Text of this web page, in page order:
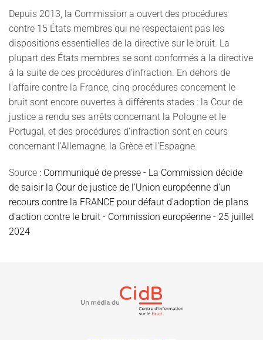
Depuis 2013, la Commission a ouvert des procédures
contre 15 États membres qui ne respectaient pas les
dispositions essentielles de la directive sur le bruit. La
plupart des États membres se sont conformés à la directive
à la suite de ces procédures d'infraction. En dehors de
l'affaire contre la France, cinq procédures concernent le
bruit sont encore ouvertes à différents stades : la Cour de
justice a rendu ses arrêts concernant la Pologne et le
Portugal, et des procédures d'infraction sont en cours
concernant l'Allemagne, la Grèce et l'Espagne.
Source : Communiqué de presse - La Commission décide
de saisir la Cour de justice de l'Union européenne d'un
recours contre la FRANCE pour défaut d'adoption de plans
d'action contre le bruit - Commission européenne - 25 juillet
2024